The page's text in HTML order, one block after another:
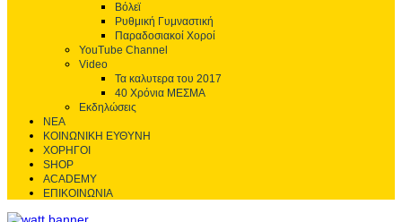
Βόλεϊ
Ρυθμική Γυμναστική
Παραδοσιακοί Χοροί
YouTube Channel
Video
Τα καλυτερα του 2017
40 Χρόνια ΜΕΣΜΑ
Εκδηλώσεις
ΝΕΑ
ΚΟΙΝΩΝΙΚΗ ΕΥΘΥΝΗ
ΧΟΡΗΓΟΙ
SHOP
ACADEMY
ΕΠΙΚΟΙΝΩΝΙΑ